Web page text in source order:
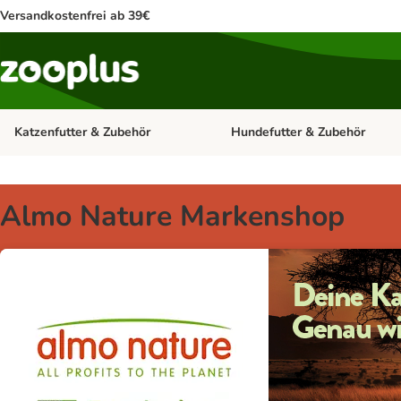
Versandkostenfrei ab 39€
Katzenfutter & Zubehör Kategorie-Menü öffnen:
Hundefutter & Zubehör
Almo Nature Markenshop